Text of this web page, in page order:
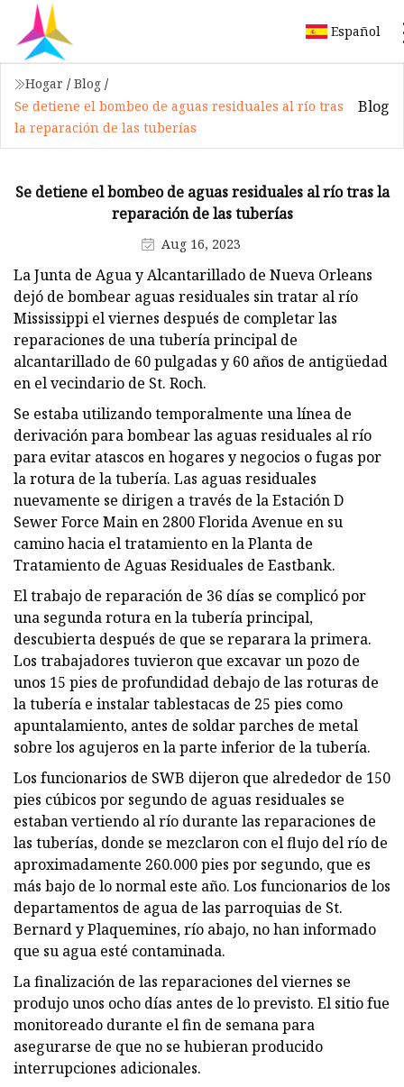
Español
Hogar / Blog /
Se detiene el bombeo de aguas residuales al río tras
la reparación de las tuberías
Blog
Se detiene el bombeo de aguas residuales al río tras la
reparación de las tuberías
Aug 16, 2023
La Junta de Agua y Alcantarillado de Nueva Orleans
dejó de bombear aguas residuales sin tratar al río
Mississippi el viernes después de completar las
reparaciones de una tubería principal de
alcantarillado de 60 pulgadas y 60 años de antigüedad
en el vecindario de St. Roch.
Se estaba utilizando temporalmente una línea de
derivación para bombear las aguas residuales al río
para evitar atascos en hogares y negocios o fugas por
la rotura de la tubería. Las aguas residuales
nuevamente se dirigen a través de la Estación D
Sewer Force Main en 2800 Florida Avenue en su
camino hacia el tratamiento en la Planta de
Tratamiento de Aguas Residuales de Eastbank.
El trabajo de reparación de 36 días se complicó por
una segunda rotura en la tubería principal,
descubierta después de que se reparara la primera.
Los trabajadores tuvieron que excavar un pozo de
unos 15 pies de profundidad debajo de las roturas de
la tubería e instalar tablestacas de 25 pies como
apuntalamiento, antes de soldar parches de metal
sobre los agujeros en la parte inferior de la tubería.
Los funcionarios de SWB dijeron que alrededor de 150
pies cúbicos por segundo de aguas residuales se
estaban vertiendo al río durante las reparaciones de
las tuberías, donde se mezclaron con el flujo del río de
aproximadamente 260.000 pies por segundo, que es
más bajo de lo normal este año. Los funcionarios de los
departamentos de agua de las parroquias de St.
Bernard y Plaquemines, río abajo, no han informado
que su agua esté contaminada.
La finalización de las reparaciones del viernes se
produjo unos ocho días antes de lo previsto. El sitio fue
monitoreado durante el fin de semana para
asegurarse de que no se hubieran producido
interrupciones adicionales.